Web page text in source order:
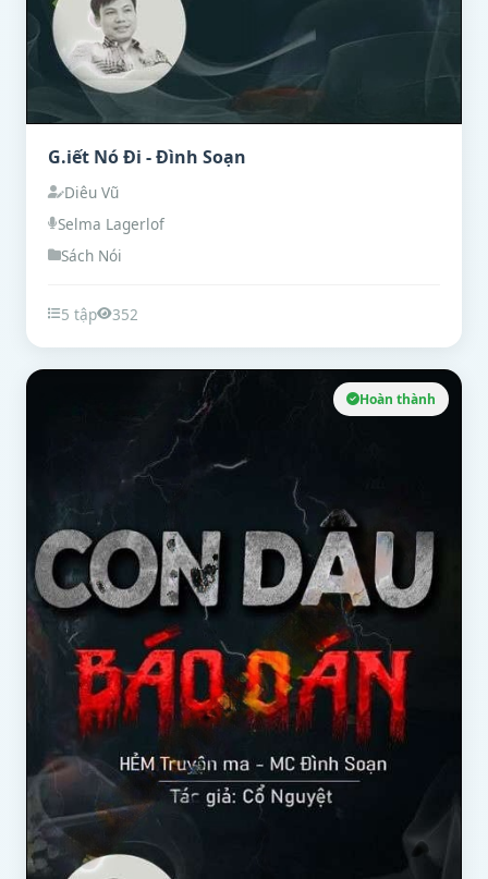
G.iết Nó Đi - Đình Soạn
Diêu Vũ
Selma Lagerlof
Sách Nói
5 tập 352
Hoàn thành